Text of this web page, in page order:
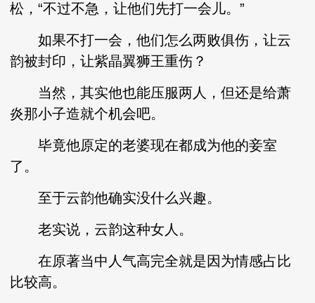
松，“不过不急，让他们先打一会儿。”
如果不打一会，他们怎么两败俱伤，让云
韵被封印，让紫晶翼狮王重伤？
当然，其实他也能压服两人，但还是给萧
炎那小子造就个机会吧。
毕竟他原定的老婆现在都成为他的妾室
了。
至于云韵他确实没什么兴趣。
老实说，云韵这种女人。
在原著当中人气高完全就是因为情感占比
比较高。